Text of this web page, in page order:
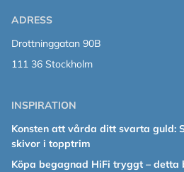
ADRESS
Drottninggatan 90B
111 36 Stockholm
INSPIRATION
Konsten att vårda ditt svarta guld:
skivor i topptrim
Köpa begagnad HiFi tryggt – detta